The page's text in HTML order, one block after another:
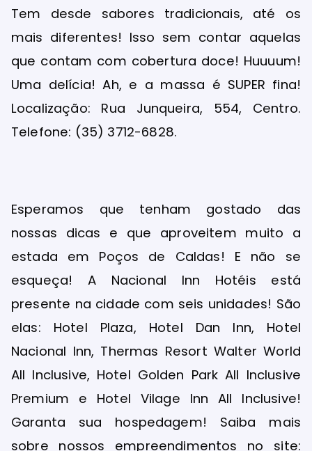
Tem desde sabores tradicionais, até os
mais diferentes! Isso sem contar aquelas
que contam com cobertura doce! Huuuum!
Uma delícia! Ah, e a massa é SUPER fina!
Localização: Rua Junqueira, 554, Centro.
Telefone: (35) 3712-6828.
Esperamos que tenham gostado das
nossas dicas e que aproveitem muito a
estada em Poços de Caldas! E não se
esqueça! A Nacional Inn Hotéis está
presente na cidade com seis unidades! São
elas: Hotel Plaza, Hotel Dan Inn, Hotel
Nacional Inn, Thermas Resort Walter World
All Inclusive, Hotel Golden Park All Inclusive
Premium e Hotel Vilage Inn All Inclusive!
Garanta sua hospedagem! Saiba mais
sobre nossos empreendimentos no site: